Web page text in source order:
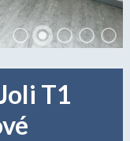
T1